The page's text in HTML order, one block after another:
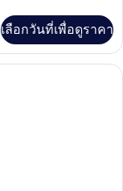
เลือกวันที่เพื่อดูราคา